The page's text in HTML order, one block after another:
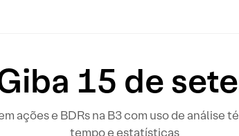
15 de
ações e BDRs na B3 com uso de análise
tempo e estatísticas